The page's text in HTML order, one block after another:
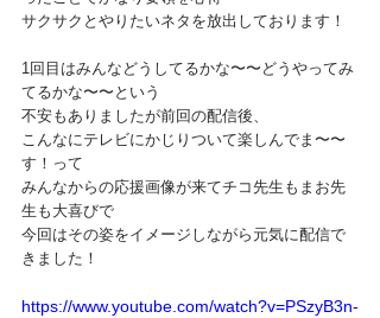
サクサクとやりたいネタを放出しております！
1回目はみんなどうしてるかな〜〜どうやってみ
てるかな〜〜という
不安もありましたが前回の配信後、
こんなにテレビにかじりついて楽しんでま〜〜
す！って
みんなからの応援画像が来てチコ先生もまお先
生も大喜びで
今回はその姿をイメージしながら元気に配信で
きました！
https://www.youtube.com/watch?v=PSzyB3n-